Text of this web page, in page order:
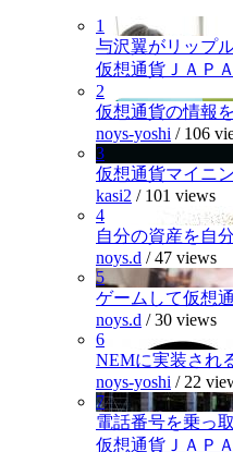
1
与沢翼がリップ
仮想通貨ＪＡＰ
2
仮想通貨の情報
noys-yoshi / 106
3
仮想通貨マイニ
kasi2 / 101 views
4
自分の資産を自
noys.d /47 views
5
ゲームして仮想
noys.d /30 views
6
NEMに実装され
noys-yoshi / 22
7
電話番号を乗っ
仮想通貨ＪＡＰ